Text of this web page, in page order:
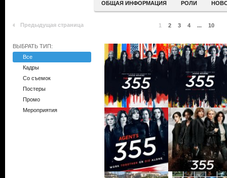
ОБЩАЯ ИНФОРМАЦИЯ РОЛИ
Предыдущая страница 1 2 3 4 ... 10
ВЫБРАТЬ ТИП:
Все
Кадры
Со съемок
Постеры
Промо
Мероприятия